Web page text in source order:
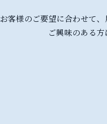
お客様のご要望に合わせて
ご興味のある